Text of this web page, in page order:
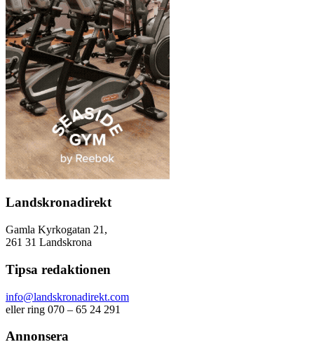
Landskronadirekt
Gamla Kyrkogatan 21,
261 31 Landskrona
Tipsa redaktionen
info@landskronadirekt.com
eller ring 070 – 65 24 291
Annonsera